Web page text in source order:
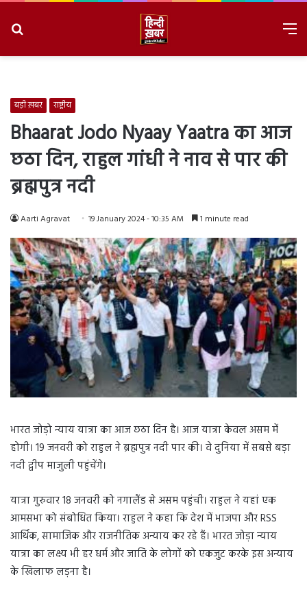
बड़ी ख़बर राष्ट्रीय
Bhaarat Jodo Nyaay Yaatra का आज
छठा दिन, राहुल गांधी ने नाव से पार की
ब्रह्मपुत्र नदी
Aarti Agravat 19 January 2024 - 10:35 AM 1 minute read
भारत जोड़ो न्याय यात्रा का आज छठा दिन है। आज यात्रा केवल असम में
होगी। 19 जनवरी को राहुल ने ब्रह्मपुत्र नदी पार की। वे दुनिया में सबसे बड़ा
नदी द्वीप माजुली पहुंचेंगे।
यात्रा गुरुवार 18 जनवरी को नगालैंड से असम पहुंची। राहुल ने यहां एक
आमसभा को संबोधित किया। राहुल ने कहा कि देश में भाजपा और RSS
आर्थिक, सामाजिक और राजनीतिक अन्याय कर रहे हैं। भारत जोड़ा न्याय
यात्रा का लक्ष्य भी हर धर्म और जाति के लोगों को एकजुट करके इस अन्याय
के खिलाफ लड़ना है।